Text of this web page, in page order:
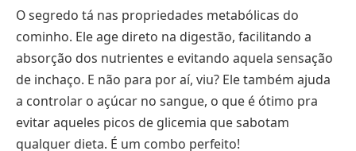
O segredo tá nas propriedades metabólicas do
cominho. Ele age direto na digestão, facilitando a
absorção dos nutrientes e evitando aquela sensação
de inchaço. E não para por aí, viu? Ele também ajuda
a controlar o açúcar no sangue, o que é ótimo pra
evitar aqueles picos de glicemia que sabotam
qualquer dieta. É um combo perfeito!